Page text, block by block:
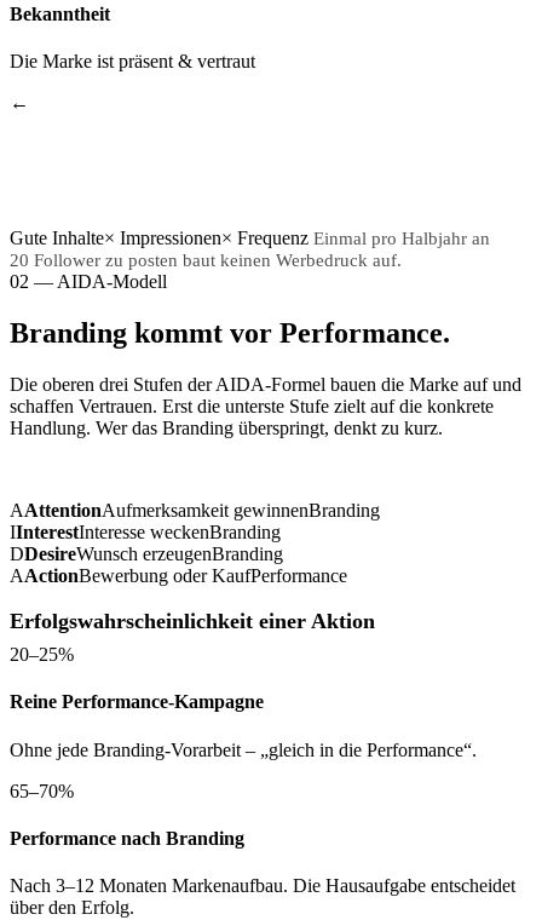
Bekanntheit
Die Marke ist präsent & vertraut
←
Gute Inhalte× Impressionen× Frequenz Einmal pro Halbjahr an
20 Follower zu posten baut keinen Werbedruck auf.
02 — AIDA-Modell
Branding kommt vor Performance.
Die oberen drei Stufen der AIDA-Formel bauen die Marke auf und
schaffen Vertrauen. Erst die unterste Stufe zielt auf die konkrete
Handlung. Wer das Branding überspringt, denkt zu kurz.
AAttentionAufmerksamkeit gewinnenBranding
IInterestInteresse weckenBranding
DDesireWunsch erzeugenBranding
AActionBewerbung oder KaufPerformance
Erfolgswahrscheinlichkeit einer Aktion
20–25%
Reine Performance-Kampagne
Ohne jede Branding-Vorarbeit – „gleich in die Performance“.
65–70%
Performance nach Branding
Nach 3–12 Monaten Markenaufbau. Die Hausaufgabe entscheidet
über den Erfolg.